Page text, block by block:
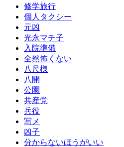
修学旅行
個人タクシー
元凶
光永マチ子
入院準備
全然怖くない
八尺様
八開
公園
共産党
兵役
写メ
凶子
分からないほうがいい